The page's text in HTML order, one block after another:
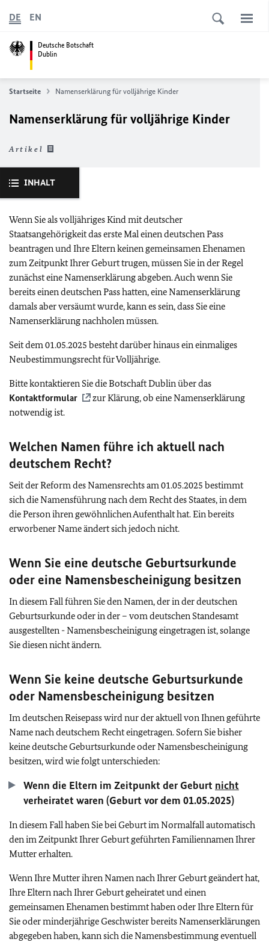
Deutsche Botschaft
Dublin
DE EN
Startseite Namenserklärung für volljährige Kinder
Namenserklärung für volljährige Kinder
Artikel
INHALT
Wenn Sie als volljähriges Kind mit deutscher
Staatsangehörigkeit das erste Mal einen deutschen Pass
beantragen und Ihre Eltern keinen gemeinsamen Ehenamen
zum Zeitpunkt Ihrer Geburt trugen, müssen Sie in der Regel
zunächst eine Namenserklärung abgeben. Auch wenn Sie
bereits einen deutschen Pass hatten, eine Namenserklärung
damals aber versäumt wurde, kann es sein, dass Sie eine
Namenserklärung nachholen müssen.
Seit dem 01.05.2025 besteht darüber hinaus ein einmaliges
Neubestimmungsrecht für Volljährige.
Bitte kontaktieren Sie die Botschaft Dublin über das
Kontaktformular
zur Klärung, ob eine Namenserklärung
notwendig ist.
Welchen Namen führe ich aktuell nach
deutschem Recht?
Seit der Reform des Namensrechts am 01.05.2025 bestimmt
sich die Namensführung nach dem Recht des Staates, in dem
die Person ihren gewöhnlichen Aufenthalt hat. Ein bereits
erworbener Name ändert sich jedoch nicht.
Wenn Sie eine deutsche Geburtsurkunde
oder eine Namensbescheinigung besitzen
In diesem Fall führen Sie den Namen, der in der deutschen
Geburtsurkunde oder in der – vom deutschen Standesamt
ausgestellten - Namensbescheinigung eingetragen ist, solange
Sie diesen nicht ändern.
Wenn Sie keine deutsche Geburtsurkunde
oder Namensbescheinigung besitzen
Im deutschen Reisepass wird nur der aktuell von Ihnen geführte
Name nach deutschem Recht eingetragen. Sofern Sie bisher
keine deutsche Geburtsurkunde oder Namensbescheinigung
besitzen, wird wie folgt unterschieden:
Wenn die Eltern im Zeitpunkt der Geburt nicht
verheiratet waren (Geburt vor dem 01.05.2025)
In diesem Fall haben Sie bei Geburt im Normalfall automatisch
den im Zeitpunkt Ihrer Geburt geführten Familiennamen Ihrer
Mutter erhalten.
Wenn Ihre Mutter ihren Namen nach Ihrer Geburt geändert hat,
Ihre Eltern nach Ihrer Geburt geheiratet und einen
gemeinsamen Ehenamen bestimmt haben oder Ihre Eltern für
Sie oder minderjährige Geschwister bereits Namenserklärungen
abgegeben haben, kann sich die Namensbestimmung eventuell